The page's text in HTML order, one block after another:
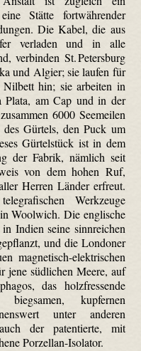
Stätte fortwährender
Die Kabel, die aus
verladen und in alle
verbinden St. Petersburg
und Algier; sie laufen für
hin; sie arbeiten in
am Cap und in der
6000 Seemeilen
Gürtels, den Puck um
Gürtelstück ist in dem
der Fabrik, nämlich seit
von dem hohen Ruf,
Herren Länder erfreut.
Werkzeuge
Woolwich. Die englische
Indien seine sinnreichen
und die Londoner
magnetisch-elektrischen
jene südlichen Meere, auf
das holz­fressende
kupfernen
unter anderen
der patentierte, mit
Porzellan-Isolator.